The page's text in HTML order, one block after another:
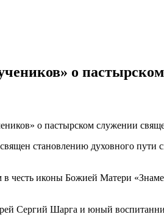
о
становлению духовного пути
иконы Божией Матери
Сергий Шарга и юный